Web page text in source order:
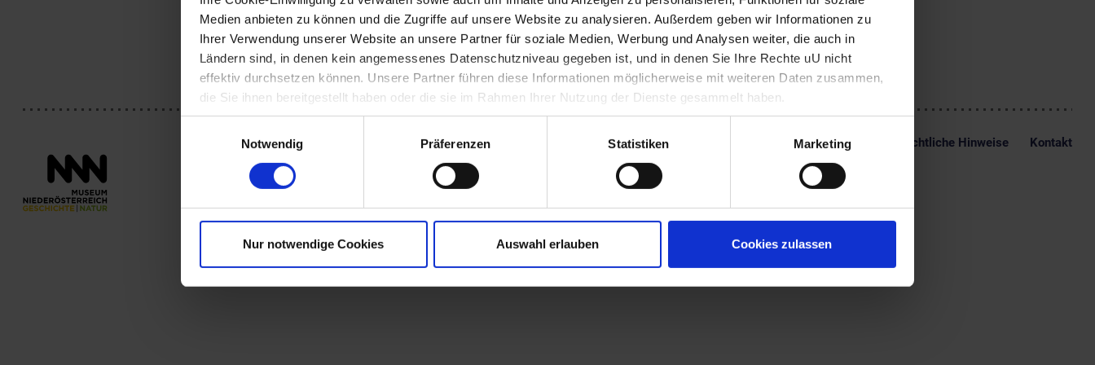
Medien anbieten zu können und die Zugriffe auf unsere Website zu analysieren. Außerdem geben wir Informationen zu
Ihrer Verwendung unserer Website an unsere Partner für soziale Medien, Werbung und Analysen weiter, die auch in
Ländern sind, in denen kein angemessenes Datenschutzniveau gegeben ist, und in denen Sie Ihre Rechte uU nicht
effektiv durchsetzen können. Unsere Partner führen diese Informationen möglicherweise mit weiteren Daten zusammen,
die Sie ihnen bereitgestellt haben oder die sie im Rahmen Ihrer Nutzung der Dienste gesammelt haben.
Notwendig
Präferenzen Statistiken Marketing
Nur notwendige Cookies Auswahl erlauben Cookies zulassen
MACBA in Barcelona, Spanien, im Salzburger Kunstverein sowie im OK Centrum für Gegenwartskunst in Linz zu
sehen.
Aus: Öffentliche Kunst, Kunst im öffentlichen Raum Niederösterreich 10(2011)
Datenschutz Rechtliche Hinweise Kontakt